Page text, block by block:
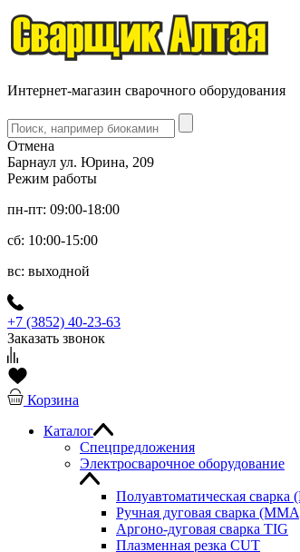
Интернет-магазин сварочного оборудования
Отмена
Барнаул ул. Юрина, 209
Режим работы
пн-пт: 09:00-18:00
сб: 10:00-15:00
вс: выходной
+7 (3852) 40-23-63
Заказать звонок
Корзина
Каталог
Спецпредложения
Электросварочное оборудование
Полуавтоматическая
Ручная дуговая сварка
Аргоно-дуговая сварка TIG
Плазменная резка CUT